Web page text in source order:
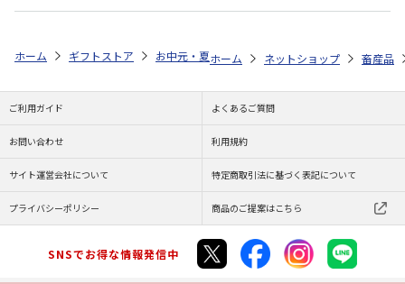
ホーム ギフトストア お中元・夏ギフト特集 2026 ゆうゆうギフト
ホーム ネットショップ 畜産品
ご利用ガイド よくあるご質問
お問い合わせ 利用規約
サイト運営会社について 特定商取引法に基づく表記について
プライバシーポリシー 商品のご提案はこちら
SNSでお得な情報発信中